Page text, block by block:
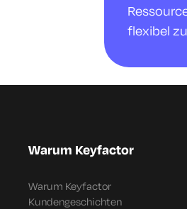
flexibel
Warum Keyfactor
Warum Keyfactor
Kundengeschichten